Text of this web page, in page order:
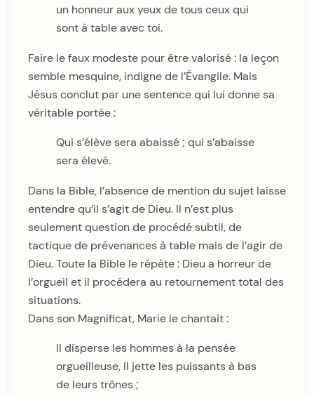
un honneur aux yeux de tous ceux qui
sont à table avec toi.
Faire le faux modeste pour être valorisé : la leçon
semble mesquine, indigne de l’Évangile. Mais
Jésus conclut par une sentence qui lui donne sa
véritable portée :
Qui s’élève sera abaissé ; qui s’abaisse
sera élevé.
Dans la Bible, l’absence de mention du sujet laisse
entendre qu’il s’agit de Dieu. Il n’est plus
seulement question de procédé subtil, de
tactique de prévenances à table mais de l’agir de
Dieu. Toute la Bible le répète : Dieu a horreur de
l’orgueil et il procédera au retournement total des
situations.
Dans son Magnificat, Marie le chantait :
Il disperse les hommes à la pensée
orgueilleuse, Il jette les puissants à bas
de leurs trônes ;